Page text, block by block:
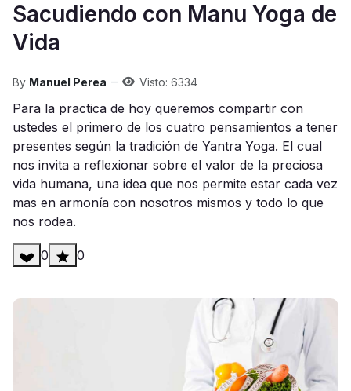
Sacudiendo con Manu Yoga de
Vida
By Manuel Perea Visto: 6334
Para la practica de hoy queremos compartir con
ustedes el primero de los cuatro pensamientos a tener
presentes según la tradición de Yantra Yoga. El cual
nos invita a reflexionar sobre el valor de la preciosa
vida humana, una idea que nos permite estar cada vez
mas en armonía con nosotros mismos y todo lo que
nos rodea.
0 0